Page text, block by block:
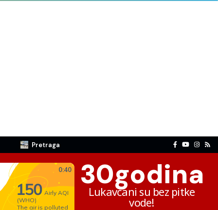
Pretraga
30godina
Lukavčani su bez pitke
vode!